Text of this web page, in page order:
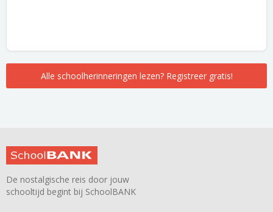
Alle schoolherinneringen lezen? Registreer gratis!
De nostalgische reis door jouw
schooltijd begint bij SchoolBANK